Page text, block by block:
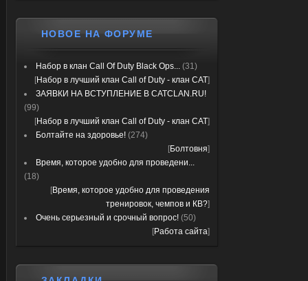
НОВОЕ НА ФОРУМЕ
Набор в клан Call Of Duty Black Ops... (31)
[Набор в лучший клан Call of Duty - клан CAT]
ЗАЯВКИ НА ВСТУПЛЕНИЕ В CATCLAN.RU!
(99)
[Набор в лучший клан Call of Duty - клан CAT]
Болтайте на здоровье! (274)
[Болтовня]
Время, которое удобно для проведени...
(18)
[Время, которое удобно для проведения
тренировок, чемпов и КВ?]
Очень серьезный и срочный вопрос! (50)
[Работа сайта]